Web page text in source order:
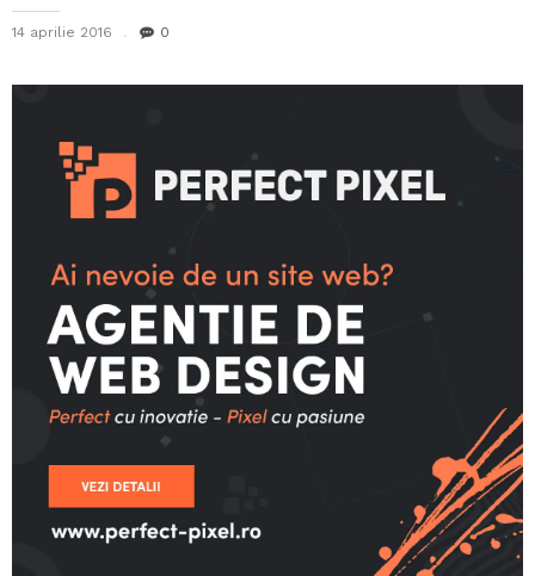
14 aprilie 2016 0